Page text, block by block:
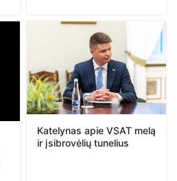
Katelynas apie VSAT melą
ir įsibrovėlių tunelius